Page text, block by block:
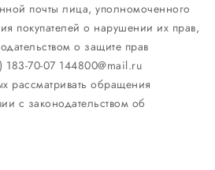
почты лица, уполномоченного
покупателей о нарушении их прав,
о защите прав
183-70-07 144800@mail.ru
рассматривать обращения
с законодательством об